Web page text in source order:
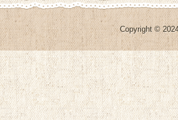
Copyright ©